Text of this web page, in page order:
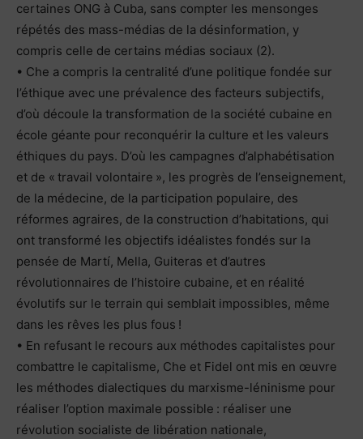
certaines ONG à Cuba, sans compter les mensonges
répétés des mass-médias de la désinformation, y
compris celle de certains médias sociaux (2).
• Che a compris la centralité d’une politique fondée sur
l’éthique avec une prévalence des facteurs subjectifs,
d’où découle la transformation de la société cubaine en
école géante pour reconquérir la culture et les valeurs
éthiques du pays. D’où les campagnes d’alphabétisation
et de « travail volontaire », les progrès de l’enseignement,
de la médecine, de la participation populaire, des
réformes agraires, de la construction d’habitations, qui
ont transformé les objectifs idéalistes fondés sur la
pensée de Martí, Mella, Guiteras et d’autres
révolutionnaires de l’histoire cubaine, et en réalité
évolutifs sur le terrain qui semblait impossibles, même
dans les rêves les plus fous !
• En refusant le recours aux méthodes capitalistes pour
combattre le capitalisme, Che et Fidel ont mis en œuvre
les méthodes dialectiques du marxisme-léninisme pour
réaliser l’option maximale possible : réaliser une
révolution socialiste de libération nationale,